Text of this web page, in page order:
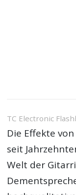
TC Electronic
Die Effekte
seit
Welt der